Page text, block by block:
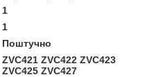
1
1
Поштучно
ZVC421 ZVC422 ZVC423
ZVC425 ZVC427